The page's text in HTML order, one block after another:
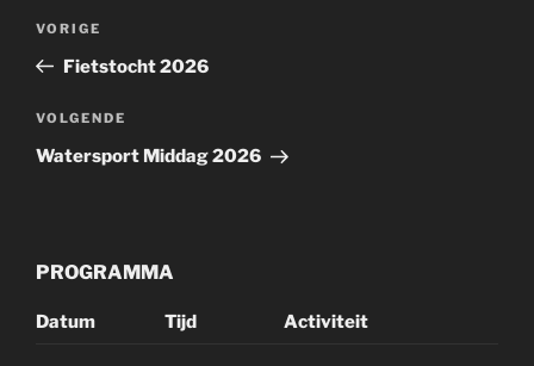
Vorig
bericht
VORIGE
Fietstocht 2026
Volgend
bericht
VOLGENDE
Watersport Middag 2026
PROGRAMMA
Datum Tijd Activiteit